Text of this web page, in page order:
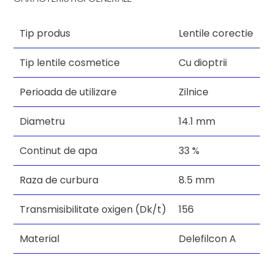
Tip produs Lentile corectie
Tip lentile cosmetice Cu dioptrii
Perioada de utilizare Zilnice
Diametru 14.1 mm
Continut de apa 33 %
Raza de curbura 8.5 mm
Transmisibilitate oxigen (Dk/t) 156
Material Delefilcon A